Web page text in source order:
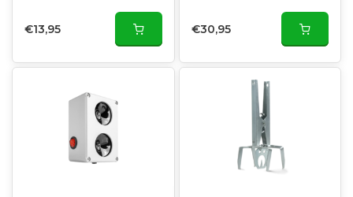
€13,95 €30,95